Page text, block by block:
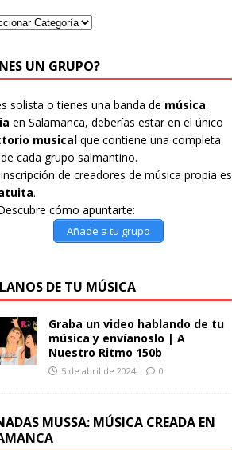
UN GRUPO?
solista o tienes una banda de música
en Salamanca, deberías estar en el único
musicalque contiene una completa
cada grupo salmantino.
de creadores de música propia es
.
cómo apuntarte:
Añade a tu grupo
DE TU MÚSICA
Graba un video hablando de tu
música y envíanoslo | A
Nuestro Ritmo 150b
5 de abril de 2024 0
MUSSA: MÚSICA CREADA EN